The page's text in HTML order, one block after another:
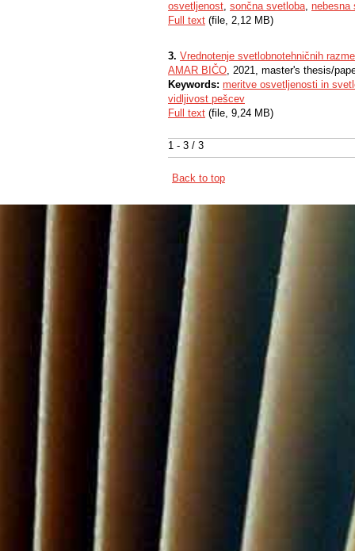
1 - 3 / 3
osvetljenost, sončna svetloba, nebesna
Full text (file, 2,12 MB)
3. Vrednotenje svetlobnotehničnih
AMAR BIČO, 2021, master's thesis/
Keywords: meritve osvetljenosti in
vidljivost pešcev
Full text (file, 9,24 MB)
Back to top